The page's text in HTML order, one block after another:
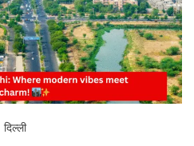
दिल्ली